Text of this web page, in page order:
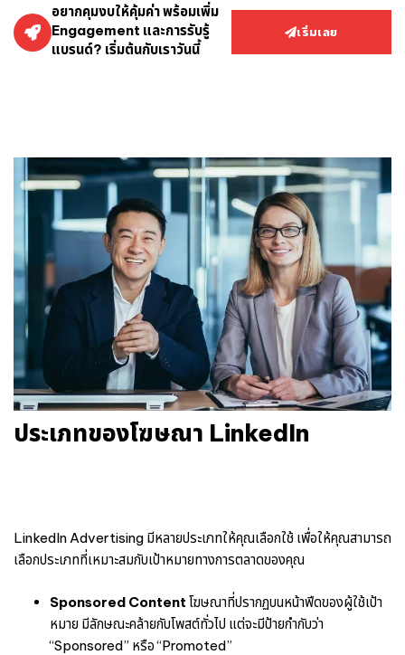
อยากคุมงบให้คุ้มค่า พร้อมเพิ่ม
Engagement และการรับรู้
แบรนด์? เริ่มต้นกับเราวันนี้
เริ่มเลย
ประเภทของโฆษณา LinkedIn
LinkedIn Advertising มีหลายประเภทให้คุณเลือกใช้ เพื่อให้คุณสามารถ
เลือกประเภทที่เหมาะสมกับเป้าหมายทางการตลาดของคุณ
Sponsored Content โฆษณาที่ปรากฏบนหน้าฟีดของผู้ใช้เป้า
หมาย มีลักษณะคล้ายกับโพสต์ทั่วไป แต่จะมีป้ายกำกับว่า
“Sponsored” หรือ “Promoted”